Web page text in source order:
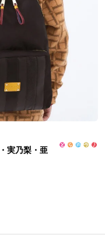
実乃梨・亜